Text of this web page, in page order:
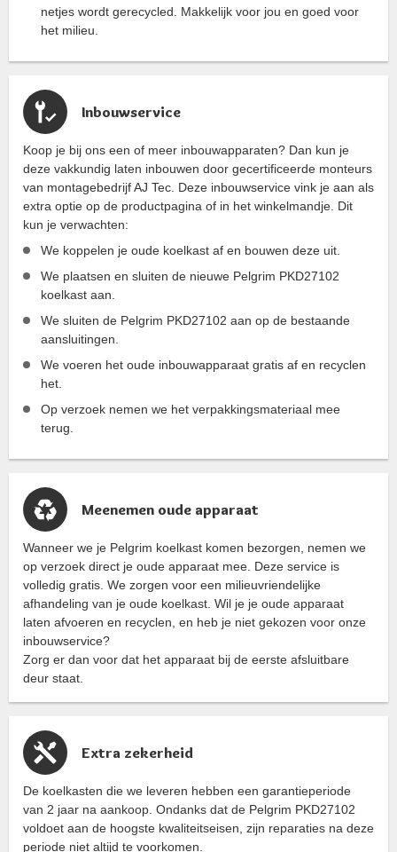
netjes wordt gerecycled. Makkelijk voor jou en goed voor
het milieu.
Inbouwservice
Koop je bij ons een of meer inbouwapparaten? Dan kun je
deze vakkundig laten inbouwen door gecertificeerde monteurs
van montagebedrijf AJ Tec. Deze inbouwservice vink je aan als
extra optie op de productpagina of in het winkelmandje. Dit
kun je verwachten:
We koppelen je oude koelkast af en bouwen deze uit.
We plaatsen en sluiten de nieuwe Pelgrim PKD27102
koelkast aan.
We sluiten de Pelgrim PKD27102 aan op de bestaande
aansluitingen.
We voeren het oude inbouwapparaat gratis af en recyclen
het.
Op verzoek nemen we het verpakkingsmateriaal mee
terug.
Meenemen oude apparaat
Wanneer we je Pelgrim koelkast komen bezorgen, nemen we
op verzoek direct je oude apparaat mee. Deze service is
volledig gratis. We zorgen voor een milieuvriendelijke
afhandeling van je oude koelkast. Wil je je oude apparaat
laten afvoeren en recyclen, en heb je niet gekozen voor onze
inbouwservice?
Zorg er dan voor dat het apparaat bij de eerste afsluitbare
deur staat.
Extra zekerheid
De koelkasten die we leveren hebben een garantieperiode
van 2 jaar na aankoop. Ondanks dat de Pelgrim PKD27102
voldoet aan de hoogste kwaliteitseisen, zijn reparaties na deze
periode niet altijd te voorkomen.